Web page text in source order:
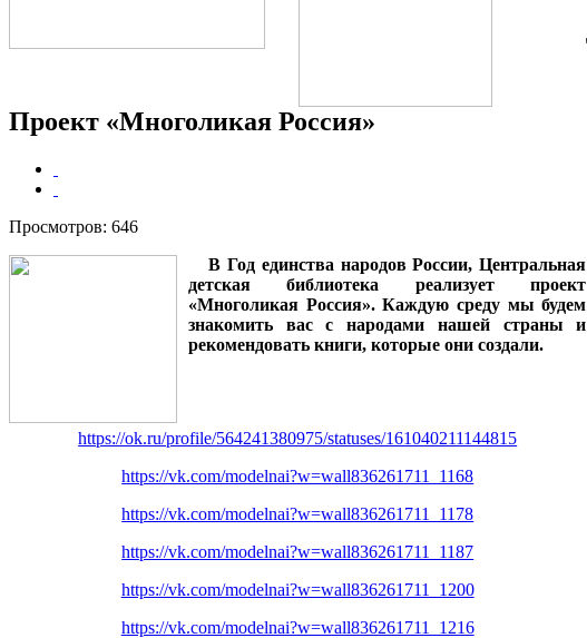
Проект «Многоликая Россия»
Просмотров: 646
В Год единства народов России, Центральная
детская библиотека реализует проект
«Многоликая Россия». Каждую среду мы будем
знакомить вас с народами нашей страны и
рекомендовать книги, которые они создали.
https://ok.ru/profile/564241380975/statuses/161040211144815
https://vk.com/modelnai?w=wall836261711_1168
https://vk.com/modelnai?w=wall836261711_1178
https://vk.com/modelnai?w=wall836261711_1187
https://vk.com/modelnai?w=wall836261711_1200
https://vk.com/modelnai?w=wall836261711_1216